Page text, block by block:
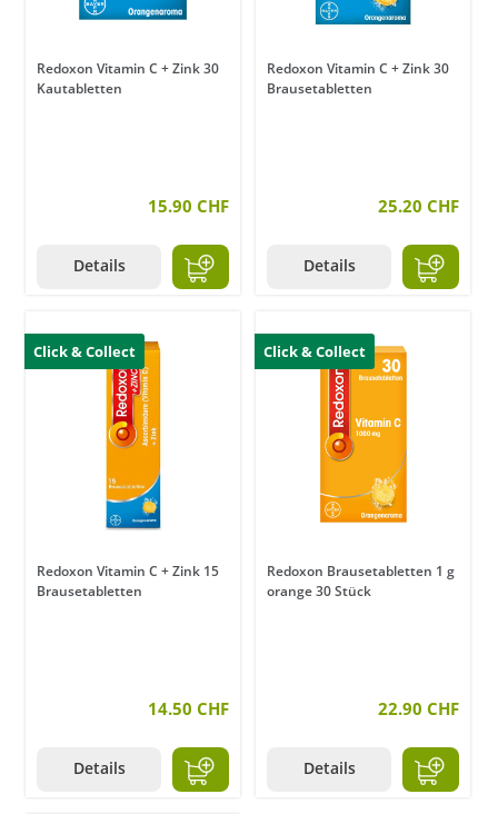
Redoxon Vitamin C + Zink 30
Kautabletten
15.90 CHF
Details
Redoxon Vitamin C + Zink 30
Brausetabletten
25.20 CHF
Details
Click & Collect
Redoxon Vitamin C + Zink 15
Brausetabletten
14.50 CHF
Details
Click & Collect
Redoxon Brausetabletten 1 g
orange 30 Stück
22.90 CHF
Details